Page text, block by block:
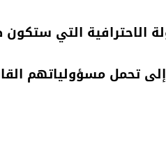
الاحترافية التي
مسؤولياتهم